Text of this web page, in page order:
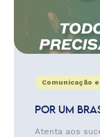
Comunicação
POR UM
Atenta aos